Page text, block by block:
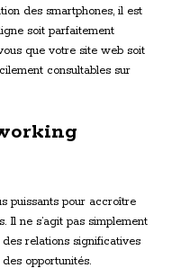
des smartphones, il est
soit parfaitement
que votre site web soit
consultables sur
puissants pour accroître
Il ne s’agit pas simplement
relations significatives
opportunités.